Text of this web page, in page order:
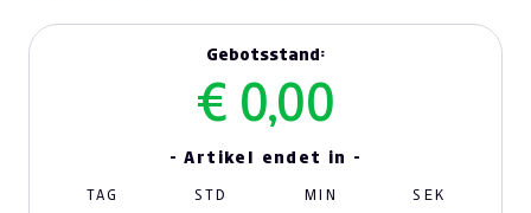
Gebotsstand:
€ 0,00
- Artikel endet in -
TAG STD MIN SEK